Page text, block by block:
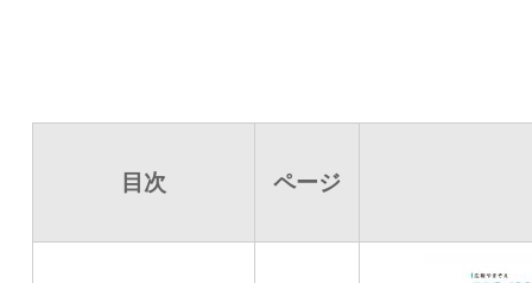
目次 ページ